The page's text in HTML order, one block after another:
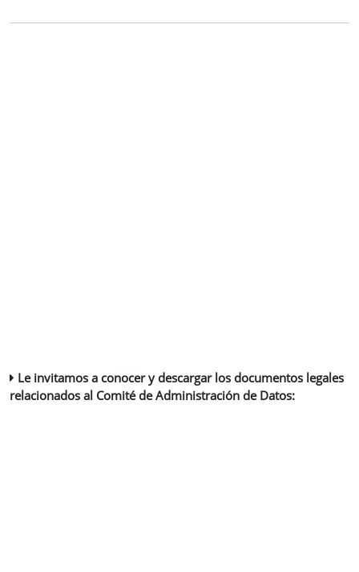
Le invitamos a conocer y descargar los documentos legales
relacionados al Comité de Administración de Datos: